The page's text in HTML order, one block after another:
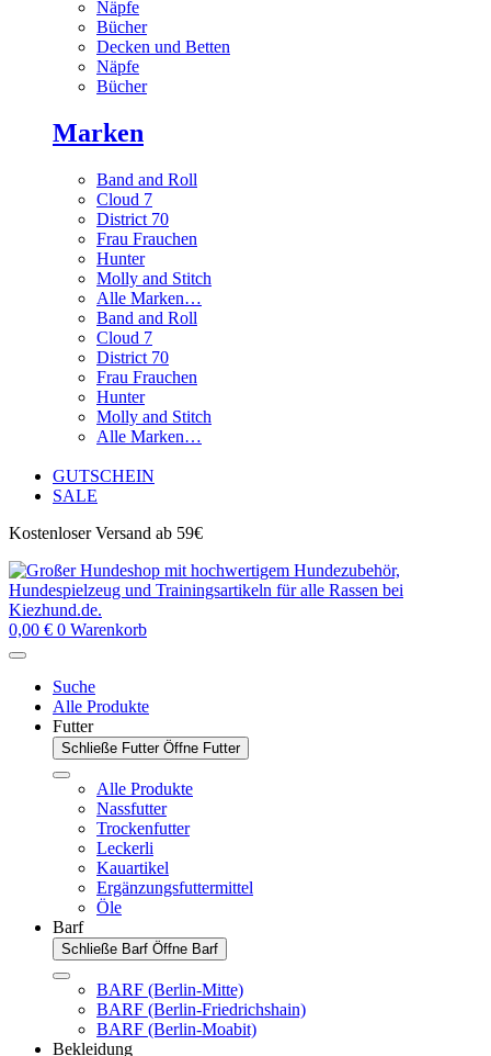
Näpfe
Bücher
Decken und Betten
Näpfe
Bücher
Marken
Band and Roll
Cloud 7
District 70
Frau Frauchen
Hunter
Molly and Stitch
Alle Marken…
Band and Roll
Cloud 7
District 70
Frau Frauchen
Hunter
Molly and Stitch
Alle Marken…
GUTSCHEIN
SALE
Kostenloser Versand ab 59€
0,00 € 0 Warenkorb
Suche
Alle Produkte
Futter
Schließe Futter Öffne Futter
Alle Produkte
Nassfutter
Trockenfutter
Leckerli
Kauartikel
Ergänzungsfuttermittel
Öle
Barf
Schließe Barf Öffne Barf
BARF (Berlin-Mitte)
BARF (Berlin-Friedrichshain)
BARF (Berlin-Moabit)
Bekleidung